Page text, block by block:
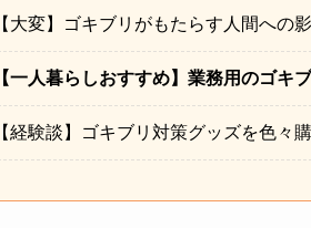
【大変】ゴキブリがもたらす人間への
【一人暮らしおすすめ】業務用のゴキ
【経験談】ゴキブリ対策グッズを色々